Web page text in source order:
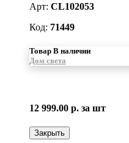
Арт: CL102053
Код: 71449
Товар В наличии
Дом света
12 999.00 р. за шт
Закрыть